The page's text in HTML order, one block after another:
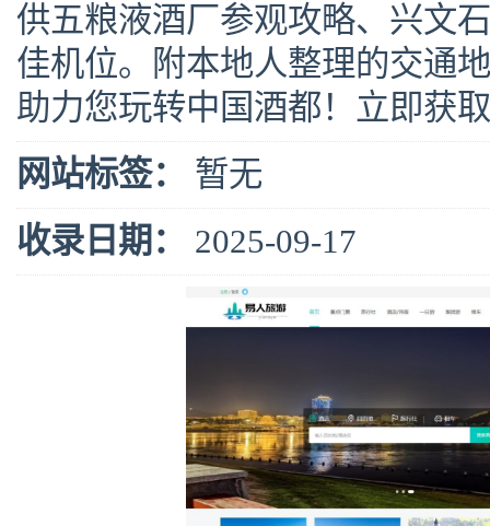
供五粮液酒厂参观攻略、兴文
佳机位。附本地人整理的交通
助力您玩转中国酒都！立即获
网站标签：
暂无
收录日期：
2025-09-17